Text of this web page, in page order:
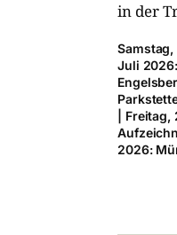
in der
Juli
|
2026: